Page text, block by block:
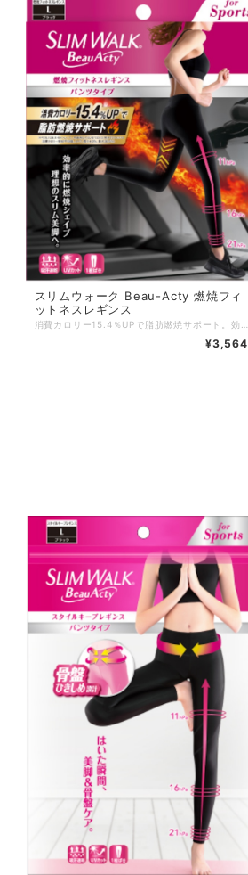
スリムウォーク Beau-Acty 燃焼フィ
ットネスレギンス
¥3,564